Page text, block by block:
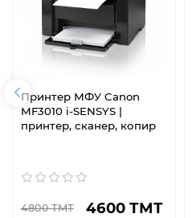
Принтер МФУ Canon
MF3010 i-SENSYS |
принтер, сканер, копир
4800 ТМТ 4600 ТМТ